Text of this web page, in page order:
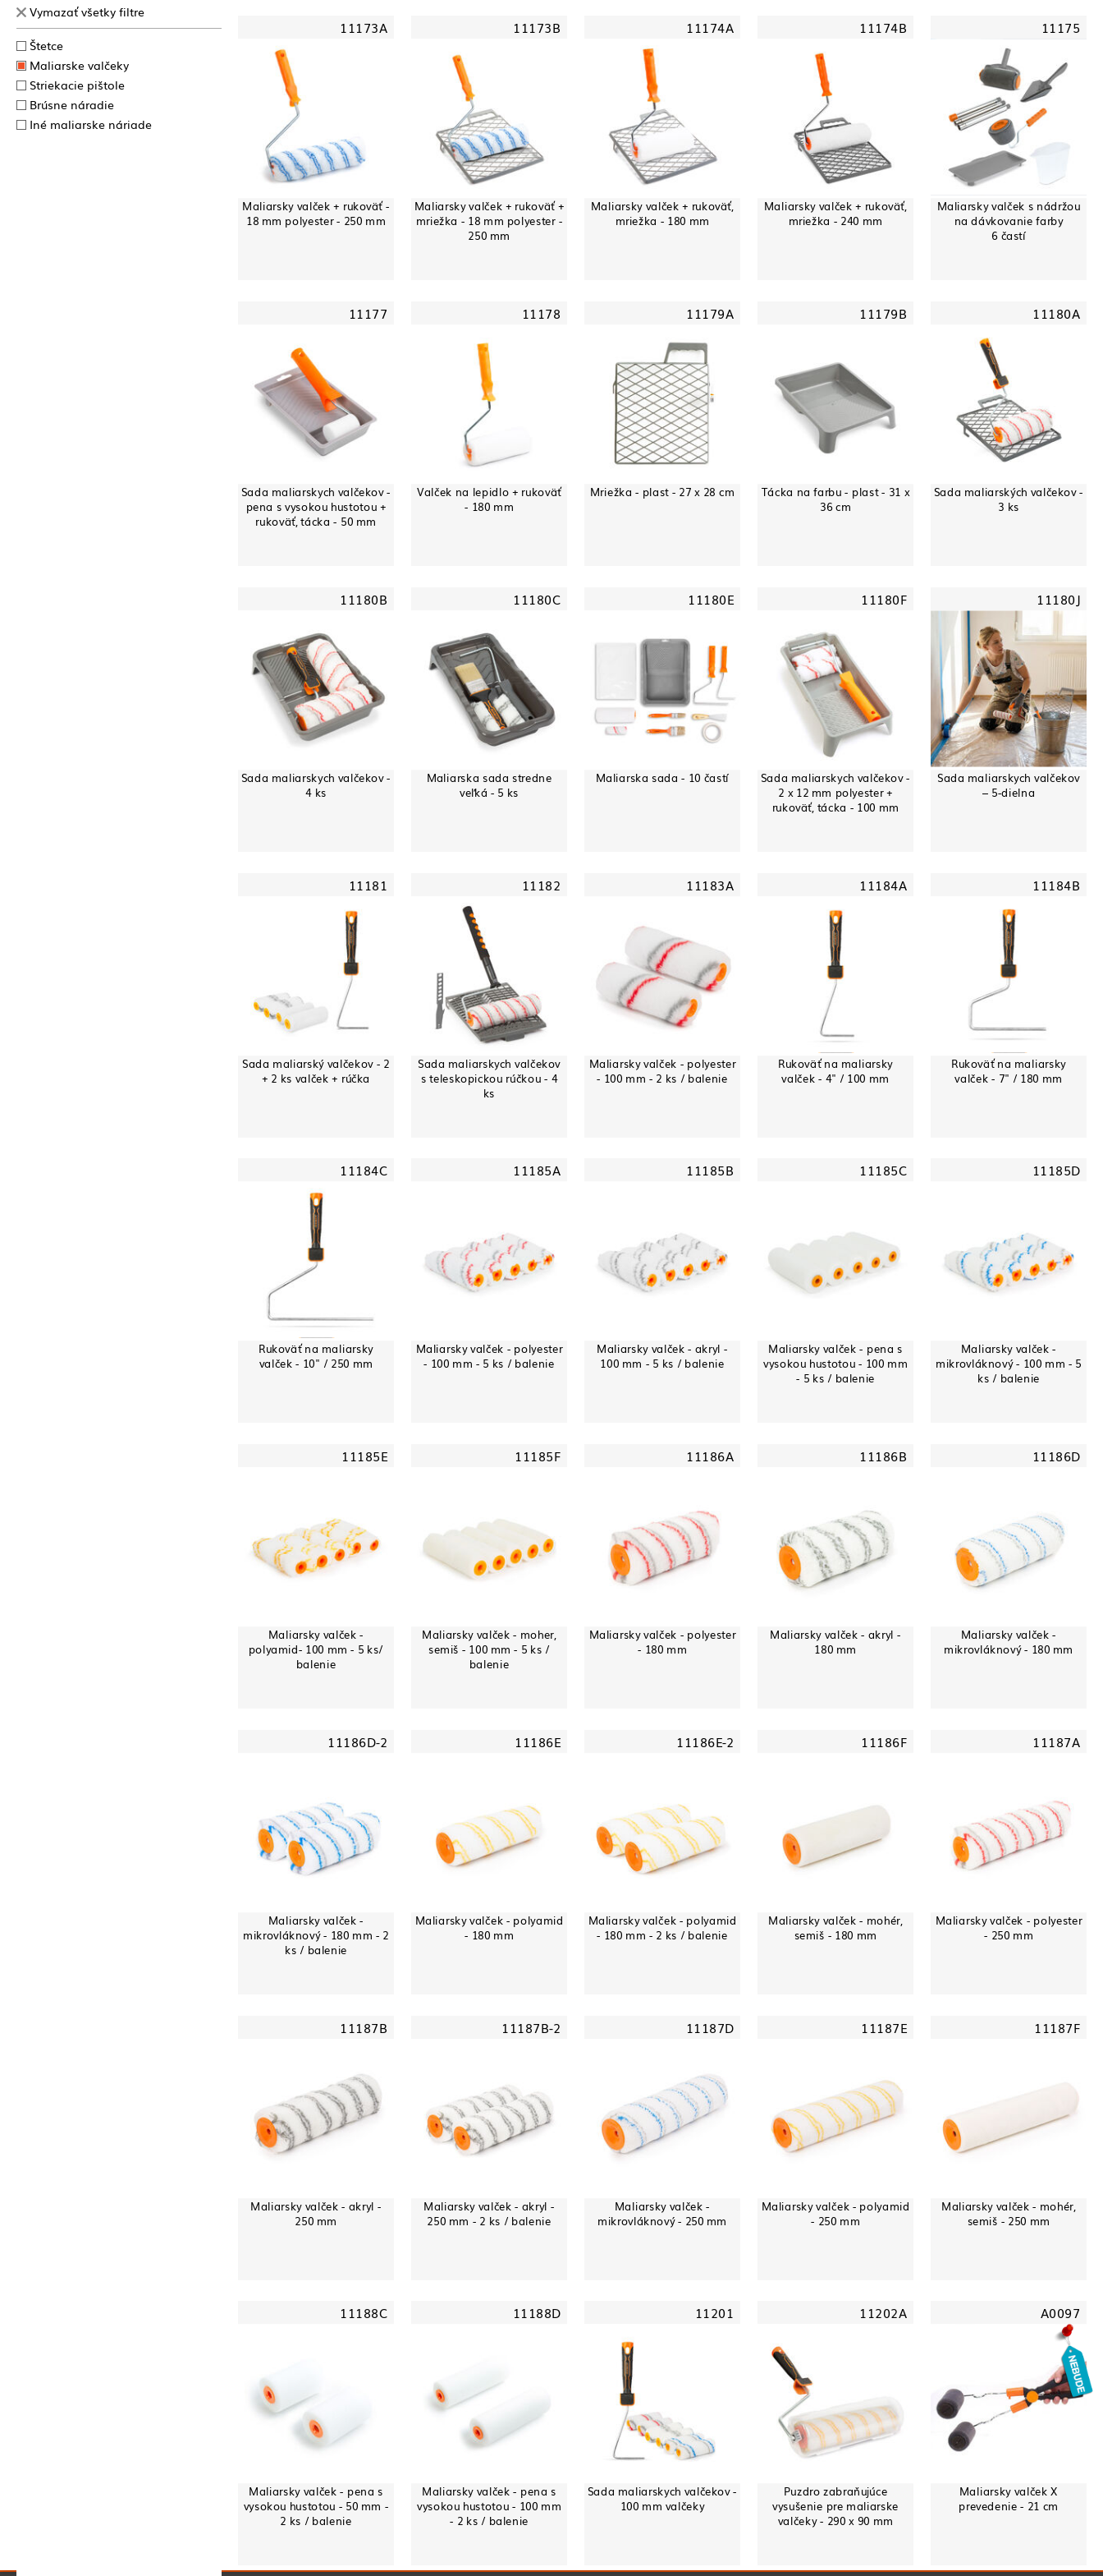
Vymazať všetky filtre
Štetce
Maliarske valčeky
Striekacie pištole
Brúsne náradie
Iné maliarske náriade
11173A
Maliarsky valček + rukoväť -
18 mm polyester - 250 mm
11173B
Maliarsky valček + rukoväť +
mriežka - 18 mm polyester -
250 mm
11174A
Maliarsky valček + rukoväť,
mriežka - 180 mm
11174B
Maliarsky valček + rukoväť,
mriežka - 240 mm
11175
Maliarsky valček s nádržou
na dávkovanie farby
6 častí
11177
Sada maliarskych valčekov -
pena s vysokou hustotou +
rukoväť, tácka - 50 mm
11178
Valček na lepidlo + rukoväť
- 180 mm
11179A
Mriežka - plast - 27 x 28 cm
11179B
Tácka na farbu - plast - 31 x
36 cm
11180A
Sada maliarských valčekov -
3 ks
11180B
Sada maliarskych valčekov -
4 ks
11180C
Maliarska sada stredne
veľká - 5 ks
11180E
Maliarska sada - 10 častí
11180F
Sada maliarskych valčekov -
2 x 12 mm polyester +
rukoväť, tácka - 100 mm
11180J
Sada maliarskych valčekov
– 5-dielna
11181
Sada maliarský valčekov - 2
+ 2 ks valček + rúčka
11182
Sada maliarskych valčekov
s teleskopickou rúčkou - 4
ks
11183A
Maliarsky valček - polyester
- 100 mm - 2 ks / balenie
11184A
Rukoväť na maliarsky
valček - 4" / 100 mm
11184B
Rukoväť na maliarsky
valček - 7" / 180 mm
11184C
Rukoväť na maliarsky
valček - 10" / 250 mm
11185A
Maliarsky valček - polyester
- 100 mm - 5 ks / balenie
11185B
Maliarsky valček - akryl -
100 mm - 5 ks / balenie
11185C
Maliarsky valček - pena s
vysokou hustotou - 100 mm
- 5 ks / balenie
11185D
Maliarsky valček -
mikrovláknový - 100 mm - 5
ks / balenie
11185E
Maliarsky valček -
polyamid- 100 mm - 5 ks/
balenie
11185F
Maliarsky valček - moher,
semiš - 100 mm - 5 ks /
balenie
11186A
Maliarsky valček - polyester
- 180 mm
11186B
Maliarsky valček - akryl -
180 mm
11186D
Maliarsky valček -
mikrovláknový - 180 mm
11186D-2
Maliarsky valček -
mikrovláknový - 180 mm - 2
ks / balenie
11186E
Maliarsky valček - polyamid
- 180 mm
11186E-2
Maliarsky valček - polyamid
- 180 mm - 2 ks / balenie
11186F
Maliarsky valček - mohér,
semiš - 180 mm
11187A
Maliarsky valček - polyester
- 250 mm
11187B
Maliarsky valček - akryl -
250 mm
11187B-2
Maliarsky valček - akryl -
250 mm - 2 ks / balenie
11187D
Maliarsky valček -
mikrovláknový - 250 mm
11187E
Maliarsky valček - polyamid
- 250 mm
11187F
Maliarsky valček - mohér,
semiš - 250 mm
11188C
Maliarsky valček - pena s
vysokou hustotou - 50 mm -
2 ks / balenie
11188D
Maliarsky valček - pena s
vysokou hustotou - 100 mm
- 2 ks / balenie
11201
Sada maliarskych valčekov -
100 mm valčeky
11202A
Puzdro zabraňujúce
vysušenie pre maliarske
valčeky - 290 x 90 mm
A0097
Maliarsky valček X
prevedenie - 21 cm